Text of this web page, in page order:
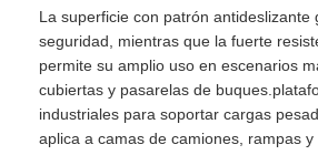
La superficie con patrón antideslizante
seguridad, mientras que la fuerte
permite su amplio uso en escenarios
cubiertas y pasarelas de
industriales para soportar cargas
aplica a camas de camiones, rampas